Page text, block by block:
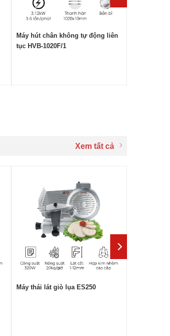
Máy hút chân không tự động liên
tục HVB‑1020F/1
Xem tất cả
Máy thái lát giò lụa ES250